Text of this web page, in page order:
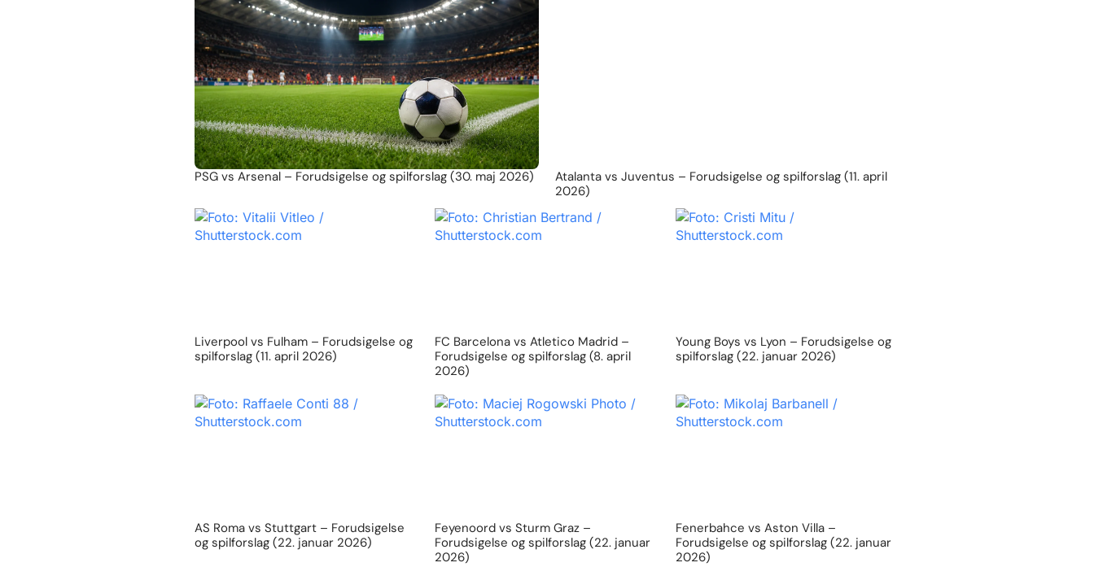
PSG vs Arsenal – Forudsigelse og spilforslag (30. maj 2026)
Atalanta vs Juventus – Forudsigelse og spilforslag (11. april
2026)
Liverpool vs Fulham – Forudsigelse og
spilforslag (11. april 2026)
FC Barcelona vs Atletico Madrid –
Forudsigelse og spilforslag (8. april
2026)
Young Boys vs Lyon – Forudsigelse og
spilforslag (22. januar 2026)
AS Roma vs Stuttgart – Forudsigelse
og spilforslag (22. januar 2026)
Feyenoord vs Sturm Graz –
Forudsigelse og spilforslag (22. januar
2026)
Fenerbahce vs Aston Villa –
Forudsigelse og spilforslag (22. januar
2026)